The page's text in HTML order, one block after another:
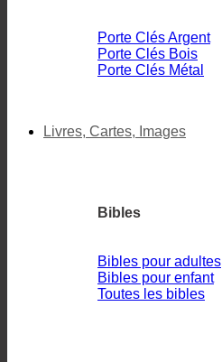
Porte Clés Argent
Porte Clés Bois
Porte Clés Métal
Livres, Cartes, Images
Bibles
Bibles pour adultes
Bibles pour enfant
Toutes les bibles